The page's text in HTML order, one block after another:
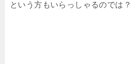
という方もいらっしゃるのでは？